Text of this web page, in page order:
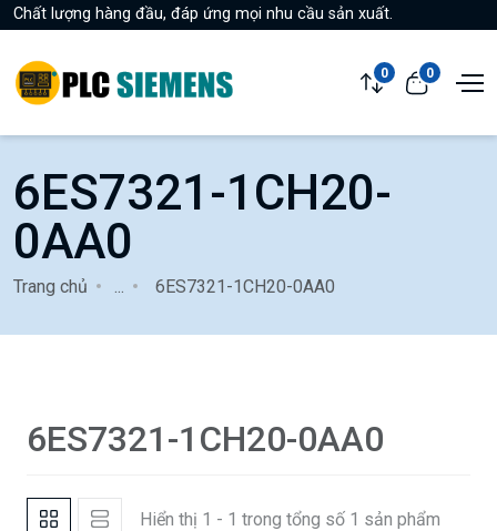
Chất lượng hàng đầu, đáp ứng mọi nhu cầu sản xuất.
0 0
6ES7321-1CH20-
0AA0
Trang chủ 6ES7321-1CH20-0AA0
6ES7321-1CH20-0AA0
Hiển thị 1 - 1 trong tổng số 1 sản phẩm